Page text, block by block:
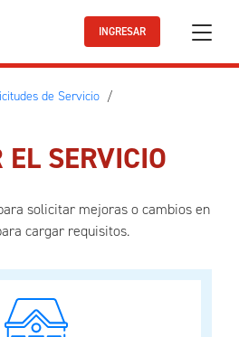
INGRESAR
de Servicio
SERVICIO
solicitar mejoras o cambios en
cargar requisitos.